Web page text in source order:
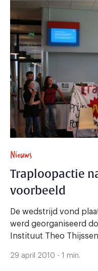
Nieuws
Traploopactie
voorbeeld
De wedstrijd vond
werd georganiseerd
Instituut Theo
29 april 2010 - 1 min.